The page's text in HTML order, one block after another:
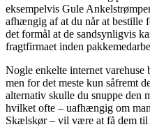
eksempelvis Gule
afhængig af at du når at bestille
det formål at de sandsynligvis
fragtfirmaet inden
Nogle enkelte internet
men for det meste kun såfremt
alternativ skulle du snuppe den
hvilket ofte – uafhængig om
Skælskør – vil være at få dem til